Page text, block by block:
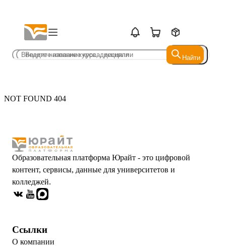
Найти
Найти
NOT FOUND 404
Образовательная платформа Юрайт - это цифровой
контент, сервисы, данные для университетов и
колледжей.
Ссылки
О компании